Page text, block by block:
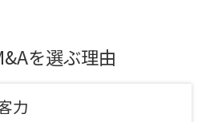
を選ぶ理由
力